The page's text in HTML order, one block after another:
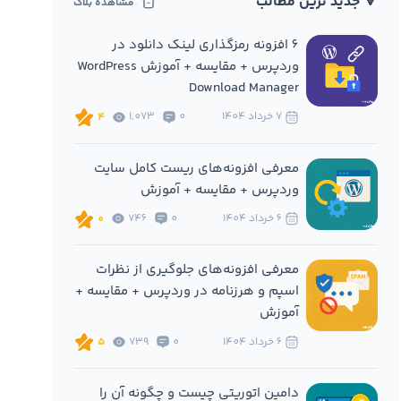
6 افزونه‌ رمزگذاری لینک دانلود در
وردپرس + مقایسه + آموزش WordPress
Download Manager
0
1,073
4
معرفی افزونه‌های ریست کامل سایت
وردپرس + مقایسه + آموزش
0
746
0
معرفی افزونه‌های جلوگیری از نظرات
اسپم و هرزنامه در وردپرس + مقایسه +
آموزش
0
739
5
دامین اتوریتی چیست و چگونه آن را